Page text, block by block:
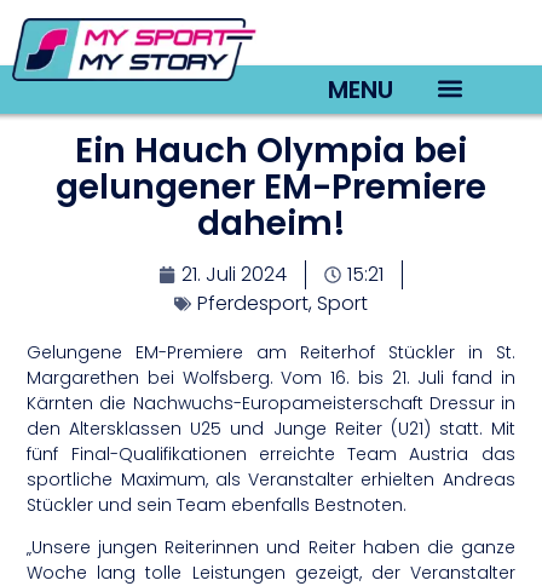
MENU
Ein Hauch Olympia bei
gelungener EM-Premiere
daheim!
21. Juli 2024
15:21
Pferdesport,Sport
Gelungene EM-Premiere am Reiterhof Stückler in St.
Margarethen bei Wolfsberg. Vom 16. bis 21. Juli fand in
Kärnten die Nachwuchs-Europameisterschaft Dressur in
den Altersklassen U25 und Junge Reiter (U21) statt. Mit
fünf Final-Qualifikationen erreichte Team Austria das
sportliche Maximum, als Veranstalter erhielten Andreas
Stückler und sein Team ebenfalls Bestnoten.
„Unsere jungen Reiterinnen und Reiter haben die ganze
Woche lang tolle Leistungen gezeigt, der Veranstalter